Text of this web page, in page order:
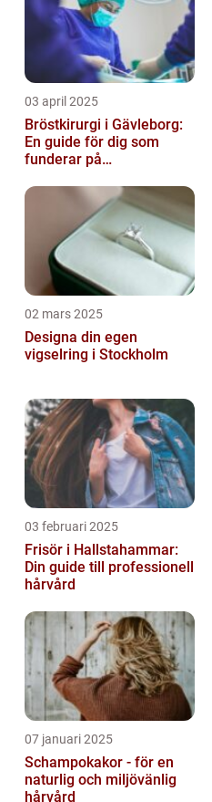
03 april 2025
Bröstkirurgi i Gävleborg:
En guide för dig som
funderar på
02 mars 2025
Designa din egen
vigselring i Stockholm
03 februari 2025
Frisör i Hallstahammar:
Din guide till professionell
hårvård
07 januari 2025
Schampokakor - för en
naturlig och miljövänlig
hårvård